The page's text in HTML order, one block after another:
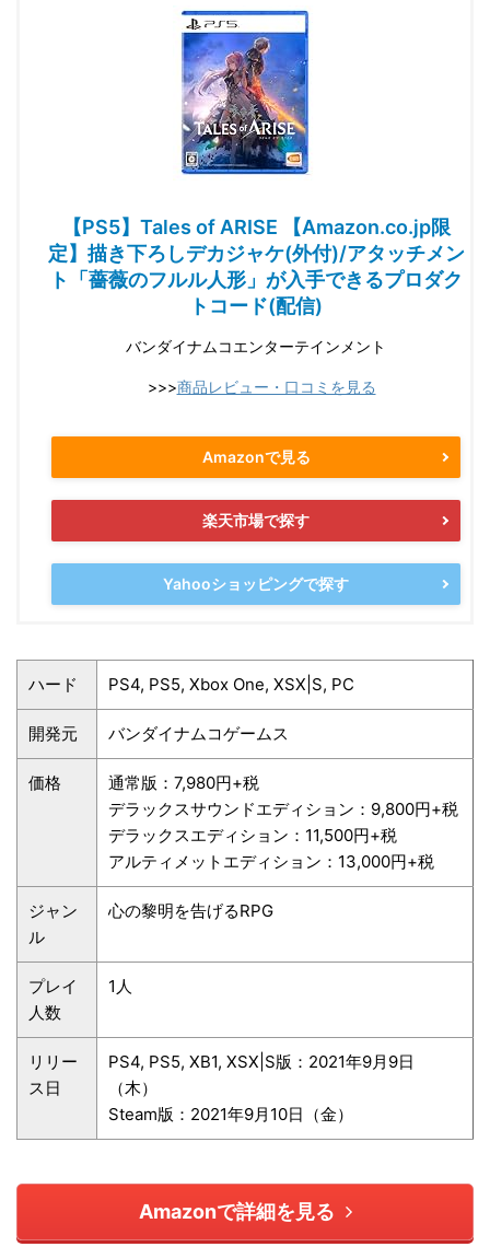
【PS5】Tales of ARISE 【Amazon.co.jp限
定】描き下ろしデカジャケ(外付)/アタッチメン
ト「薔薇のフルル人形」が入手できるプロダク
トコード(配信)
バンダイナムコエンターテインメント
>>>商品レビュー・口コミを見る
Amazonで見る
楽天市場で探す
Yahooショッピングで探す
ハード PS4, PS5, Xbox One, XSX|S, PC
開発元 バンダイナムコゲームス
価格
通常版：7,980円+税
デラックスサウンドエディション：9,800円+税
デラックスエディション：11,500円+税
アルティメットエディション：13,000円+税
ジャン
ル
心の黎明を告げるRPG
プレイ
人数
1人
リリー
ス日
PS4, PS5, XB1, XSX|S版：2021年9月9日
（木）
Steam版：2021年9月10日（金）
Amazonで詳細を見る